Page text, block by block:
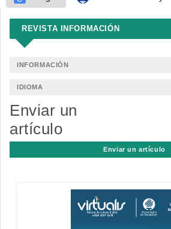
REVISTA INFORMACIÓN
INFORMACIÓN
IDIOMA
Enviar un
artículo
Enviar un artículo